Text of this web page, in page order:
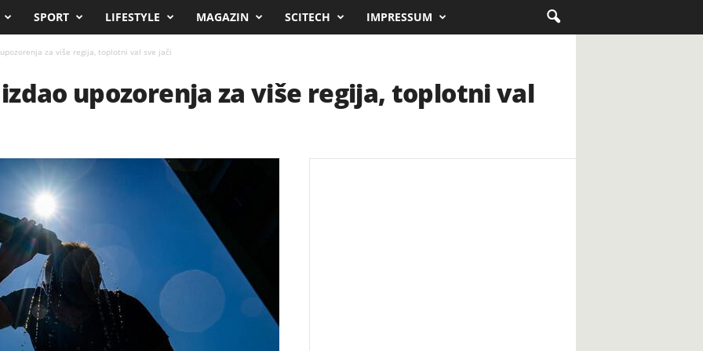
SPORT LIFESTYLE MAGAZIN SCITECH IMPRESSUM
za više regija, toplotni val sve jači
upozorenja za više regija, toplotni val